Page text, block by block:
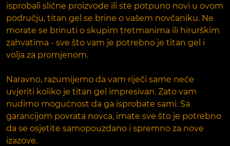
isprobali slične proizvode ili ste potpuno novi u ovom
području, titan gel se brine o vašem novčaniku. Ne
morate se brinuti o skupim tretmanima ili hirurškim
zahvatima - sve što vam je potrebno je titan gel i
volja za promjenom.
Naravno, razumijemo da vam riječi same neće
uvjeriti koliko je titan gel impresivan. Zato vam
nudimo mogućnost da ga isprobate sami. Sa
garancijom povrata novca, imate sve što je potrebno
da se osjetite samopouzdano i spremno za nove
izazove.